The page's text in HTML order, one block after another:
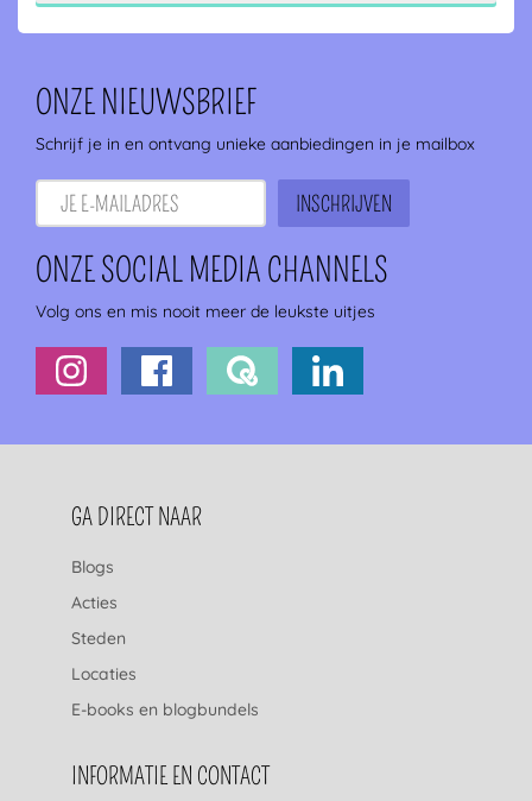
ONZE NIEUWSBRIEF
Schrijf je in en ontvang unieke aanbiedingen in je mailbox
ONZE SOCIAL MEDIA CHANNELS
Volg ons en mis nooit meer de leukste uitjes
FOOTERNAVIGATIE
GA DIRECT NAAR
Blogs
Acties
Steden
Locaties
E-books en blogbundels
INFORMATIE EN CONTACT